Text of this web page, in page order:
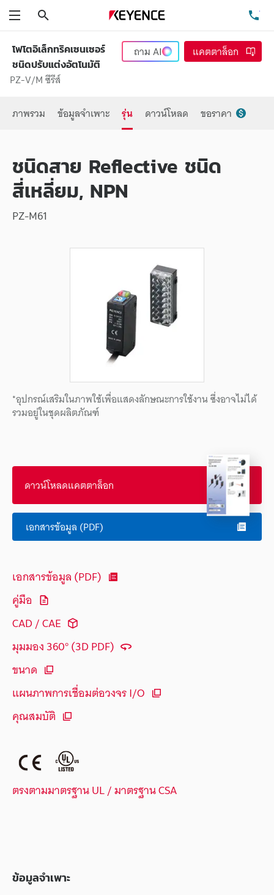
โฟโตอิเล็กทริคเซนเซอร์
ชนิดปรับแต่งอัตโนมัติ
PZ-V/M ซีรีส์
ถามAI แคตตาล็อก
ภาพรวม ข้อมูลจำเพาะ รุ่น ดาวน์โหลด ขอราคา
ชนิดสาย Reflective ชนิด
สี่เหลี่ยม, NPN
PZ-M61
*อุปกรณ์เสริมในภาพใช้เพื่อแสดงลักษณะการใช้งาน ซึ่งอาจไม่ได้
รวมอยู่ในชุดผลิตภัณฑ์
ดาวน์โหลดแคตตาล็อก
เอกสารข้อมูล (PDF)
เอกสารข้อมูล (PDF)
คู่มือ
CAD / CAE
มุมมอง 360° (3D PDF)
ขนาด
แผนภาพการเชื่อมต่อวงจร I/O
คุณสมบัติ
ตรงตามมาตรฐาน UL / มาตรฐาน CSA
ข้อมูลจำเพาะ